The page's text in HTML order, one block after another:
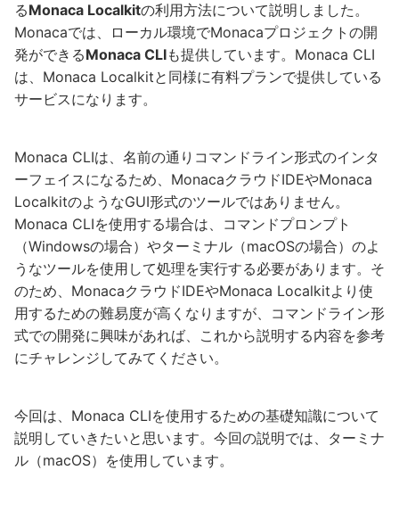
るMonaca Localkitの利用方法について説明しました。
Monacaでは、ローカル環境でMonacaプロジェクトの開
発ができるMonaca CLIも提供しています。Monaca CLI
は、Monaca Localkitと同様に有料プランで提供している
サービスになります。
Monaca CLIは、名前の通りコマンドライン形式のインタ
ーフェイスになるため、MonacaクラウドIDEやMonaca
LocalkitのようなGUI形式のツールではありません。
Monaca CLIを使用する場合は、コマンドプロンプト
（Windowsの場合）やターミナル（macOSの場合）のよ
うなツールを使用して処理を実行する必要があります。そ
のため、MonacaクラウドIDEやMonaca Localkitより使
用するための難易度が高くなりますが、コマンドライン形
式での開発に興味があれば、これから説明する内容を参考
にチャレンジしてみてください。
今回は、Monaca CLIを使用するための基礎知識について
説明していきたいと思います。今回の説明では、ターミナ
ル（macOS）を使用しています。